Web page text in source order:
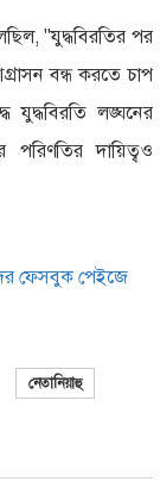
"যুদ্ধবিরতির পর
বন্ধ করতে চাপ
লঙ্ঘনের
পরিণতির দায়িত্বও
ফেসবুক পেইজে
নেতানিয়াহু